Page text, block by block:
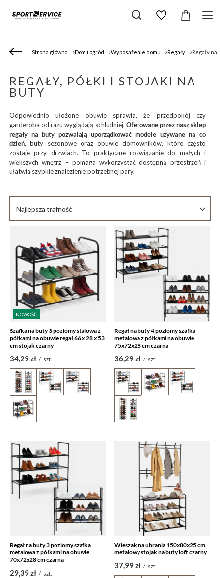
Strona główna Dom i ogród Wyposażenie domu Regały Regały na
REGAŁY, PÓŁKI I STOJAKI NA
BUTY
Odpowiednio ułożone obuwie sprawia, że przedpokój czy
garderoba od razu wyglądają schludniej. Oferowane przez nasz sklep
regały na buty pozwalają uporządkować modele używane na co
dzień, buty sezonowe oraz obuwie domowników, które często
zostaje przy drzwiach. To praktyczne rozwiązanie do małych i
większych wnętrz – pomaga wykorzystać dostępną przestrzeń i
ułatwia szybkie znalezienie potrzebnej pary.
Zmień sortowanie
Najlepsza trafność
NOWOŚĆ
Szafka na buty 3 poziomy stalowa z
półkami na obuwie regał 66 x 28 x 53
cm stojak czarny
34,29 zł / szt.
Regał na buty 4 poziomy szafka
metalowa z półkami na obuwie
75x72x28 cm czarna
36,29 zł / szt.
Regał na buty 3 poziomy szafka
metalowa z półkami na obuwie
70x72x28 cm czarna
29,39 zł / szt.
Wieszak na ubrania 150x80x25 cm
metalowy stojak na buty loft czarny
37,99 zł / szt.